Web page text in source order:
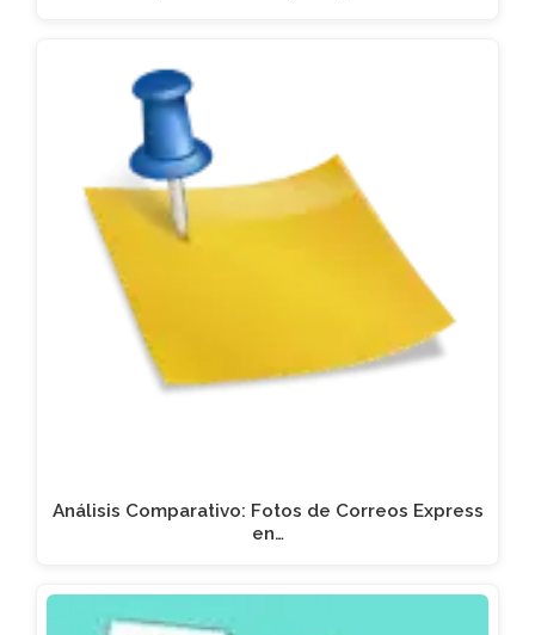
Análisis Comparativo: Fotos de Correos Express
en…